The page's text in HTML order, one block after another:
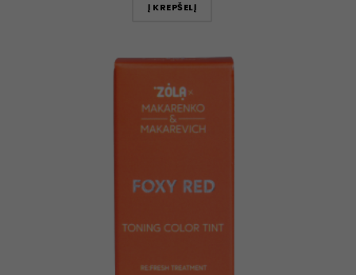
Į KREPŠELĮ